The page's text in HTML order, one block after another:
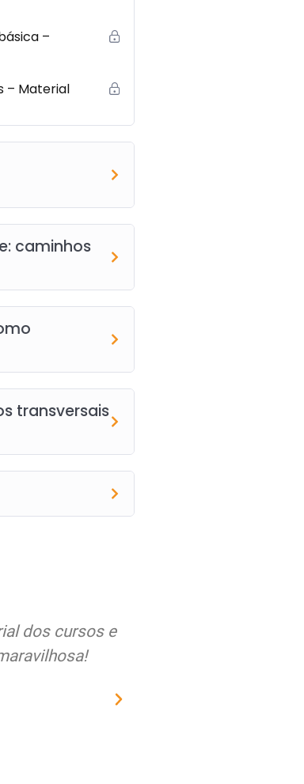
–
– Material
caminhos
transversais
relação a
respeito do